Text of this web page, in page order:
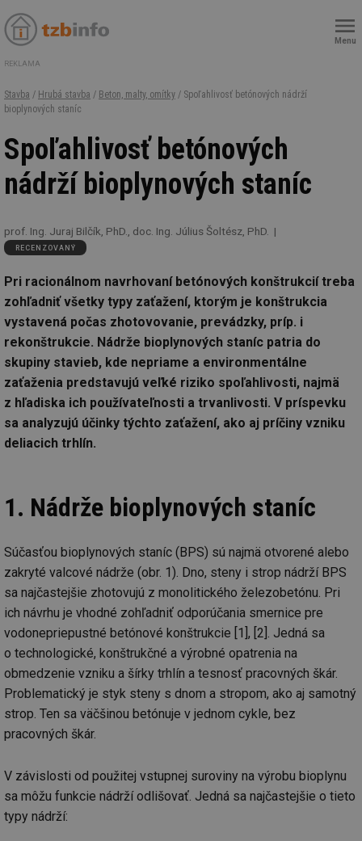
Menu
REKLAMA
Stavba / Hrubá stavba / Beton, malty, omítky / Spoľahlivosť betónových nádrží
bioplynových staníc
Spoľahlivosť betónových
nádrží bioplynových staníc
prof. Ing. Juraj Bilčík, PhD., doc. Ing. Július Šoltész, PhD.
RECENZOVANÝ
Pri racionálnom navrhovaní betónových konštrukcií treba
zohľadniť všetky typy zaťažení, ktorým je konštrukcia
vystavená počas zhotovovanie, prevádzky, príp. i
rekonštrukcie. Nádrže bioplynových staníc patria do
skupiny stavieb, kde nepriame a environmentálne
zaťaženia predstavujú veľké riziko spoľahlivosti, najmä
z hľadiska ich používateľnosti a trvanlivosti. V príspevku
sa analyzujú účinky týchto zaťažení, ako aj príčiny vzniku
deliacich trhlín.
1. Nádrže bioplynových staníc
Súčasťou bioplynových staníc (BPS) sú najmä otvorené alebo
zakryté valcové nádrže (obr. 1). Dno, steny i strop nádrží BPS
sa najčastejšie zhotovujú z monolitického železobetónu. Pri
ich návrhu je vhodné zohľadniť odporúčania smernice pre
vodonepriepustné betónové konštrukcie [1], [2]. Jedná sa
o technologické, konštrukčné a výrobné opatrenia na
obmedzenie vzniku a šírky trhlín a tesnosť pracovných škár.
Problematický je styk steny s dnom a stropom, ako aj samotný
strop. Ten sa väčšinou betónuje v jednom cykle, bez
pracovných škár.
V závislosti od použitej vstupnej suroviny na výrobu bioplynu
sa môžu funkcie nádrží odlišovať. Jedná sa najčastejšie o tieto
typy nádrží: